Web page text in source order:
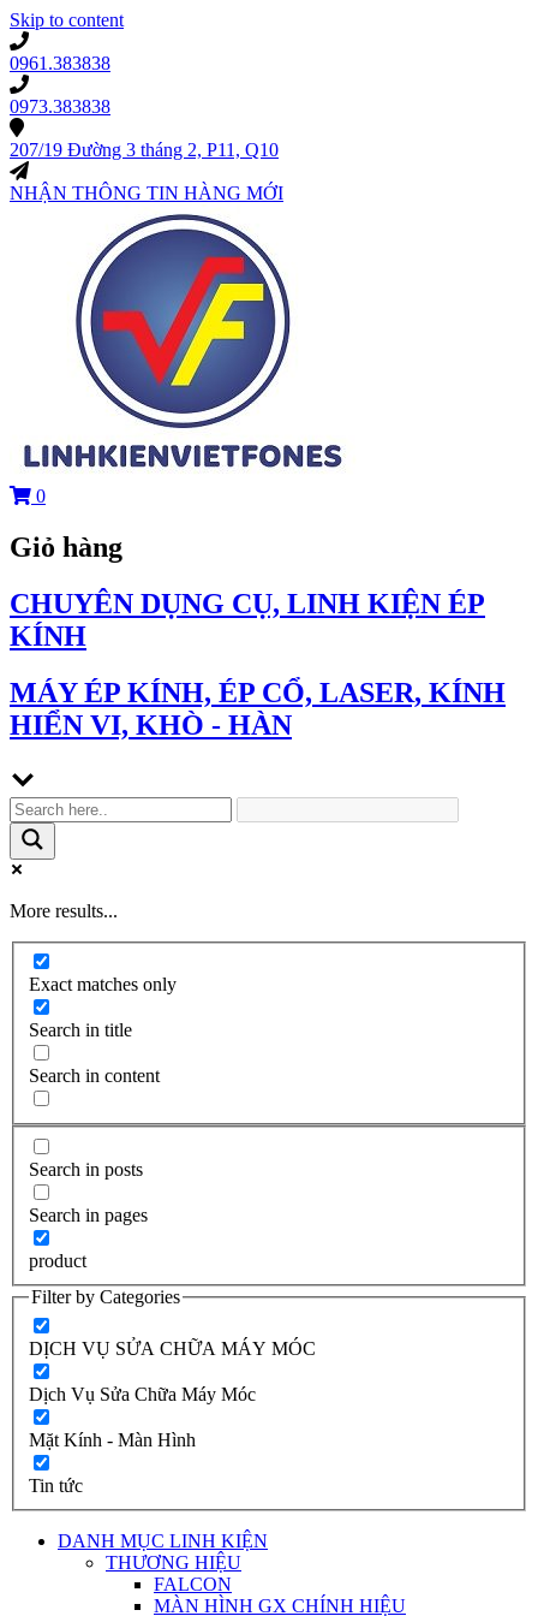
Skip to content
0961.383838
0973.383838
207/19 Đường 3 tháng 2, P11, Q10
NHẬN THÔNG TIN HÀNG MỚI
0
Giỏ hàng
CHUYÊN DỤNG CỤ, LINH KIỆN ÉP
KÍNH
MÁY ÉP KÍNH, ÉP CỔ, LASER, KÍNH
HIỂN VI, KHÒ - HÀN
More results...
Exact matches only
Search in title
Search in content
Search in posts
Search in pages
product
Filter by Categories
DỊCH VỤ SỬA CHỮA MÁY MÓC
Dịch Vụ Sửa Chữa Máy Móc
Mặt Kính - Màn Hình
Tin tức
DANH MỤC LINH KIỆN
THƯƠNG HIỆU
FALCON
MÀN HÌNH GX CHÍNH HIỆU